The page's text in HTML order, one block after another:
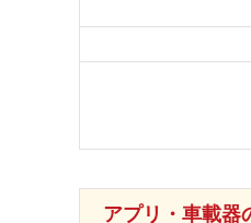
アプリ・車載器